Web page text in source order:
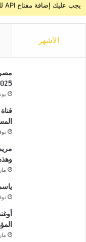
يجب عليك إضافة مفتاح API للطقس من خلال صفحة إعدادات القالب > الدمج
الأشهر
2025-2026.. الأسعار
يونيو